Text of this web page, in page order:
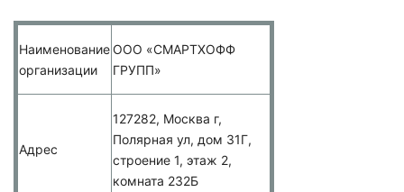
Наименование
организации
ООО «СМАРТХОФФ
ГРУПП»
Адрес
127282, Москва г,
Полярная ул, дом 31Г,
строение 1, этаж 2,
комната 232Б